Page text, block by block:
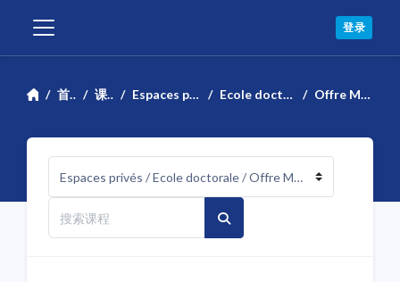
登录
首页 课程 Espaces privés Ecole doctorale Offre M2ON
课程类别
搜索课程